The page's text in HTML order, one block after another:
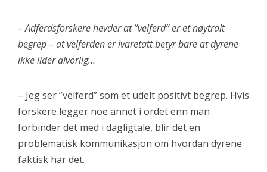
– Adferdsforskere hevder at ”velferd” er et nøytralt
begrep – at velferden er ivaretatt betyr bare at dyrene
ikke lider alvorlig…
– Jeg ser ”velferd” som et udelt positivt begrep. Hvis
forskere legger noe annet i ordet enn man
forbinder det med i dagligtale, blir det en
problematisk kommunikasjon om hvordan dyrene
faktisk har det.